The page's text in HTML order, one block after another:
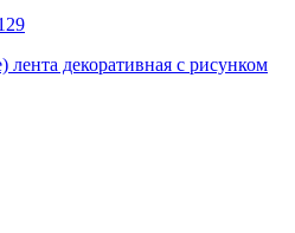
декоративная с рисунком